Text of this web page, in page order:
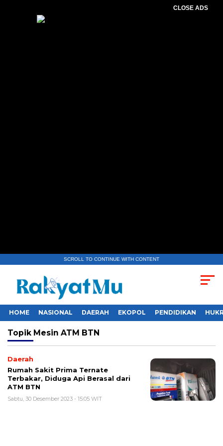
CLOSE ADS
SCROLL TO CONTINUE WITH CONTENT
HOME NASIONAL DAERAH EKOPOL PENDIDIKAN
Topik Mesin ATM BTN
Daerah
Rumah Sakit Prima Ternate
Terbakar, Diduga Api Berasal dari
ATM BTN
Sabtu, 30 Desember 2023 - 15:05 WIT